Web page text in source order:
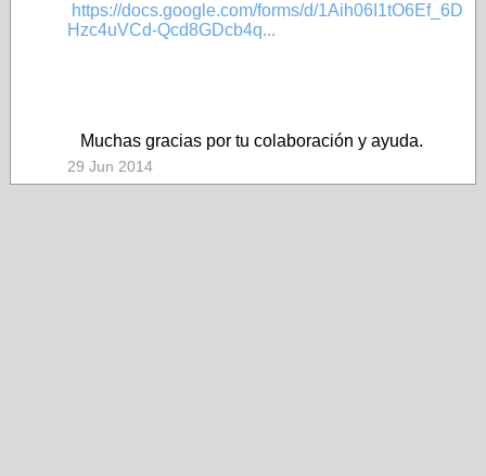
https://docs.google.com/forms/d/1Aih06I1tO6Ef_6D
Hzc4uVCd-Qcd8GDcb4q...
Muchas gracias por tu colaboración y ayuda.
29 Jun 2014